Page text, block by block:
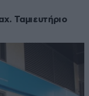
Ταμιευτήριο